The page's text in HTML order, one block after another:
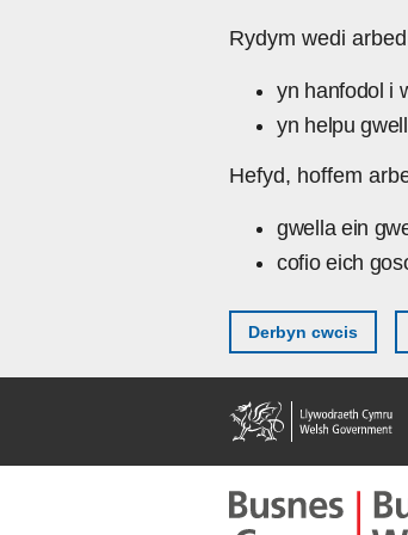
Rydym wedi
yn hanfodol i
yn helpu
Hefyd, hoffem
gwella ein
cofio eich
Derbyn cwcis